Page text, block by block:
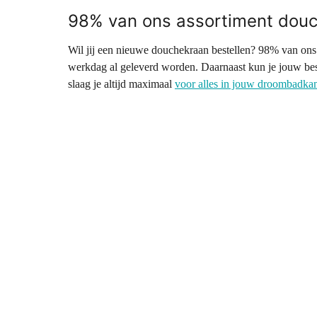
98% van ons assortiment
Wil jij een nieuwe douchekraan bestellen? 98% van
werkdag al geleverd worden. Daarnaast kun je jouw
slaag je altijd maximaal voor alles in jouw